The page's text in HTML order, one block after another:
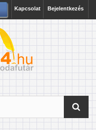
Bejelentkezés
Kapcsolat